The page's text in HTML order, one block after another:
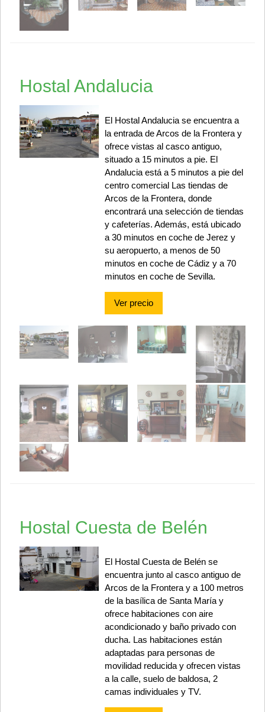
Hostal Andalucia
El Hostal Andalucia se encuentra a
la entrada de Arcos de la Frontera y
ofrece vistas al casco antiguo,
situado a 15 minutos a pie. El
Andalucia está a 5 minutos a pie del
centro comercial Las tiendas de
Arcos de la Frontera, donde
encontrará una selección de tiendas
y cafeterías. Además, está ubicado
a 30 minutos en coche de Jerez y
su aeropuerto, a menos de 50
minutos en coche de Cádiz y a 70
minutos en coche de Sevilla.
Ver precio
Hostal Cuesta de Belén
El Hostal Cuesta de Belén se
encuentra junto al casco antiguo de
Arcos de la Frontera y a 100 metros
de la basílica de Santa María y
ofrece habitaciones con aire
acondicionado y baño privado con
ducha. Las habitaciones están
adaptadas para personas de
movilidad reducida y ofrecen vistas
a la calle, suelo de baldosa, 2
camas individuales y TV.